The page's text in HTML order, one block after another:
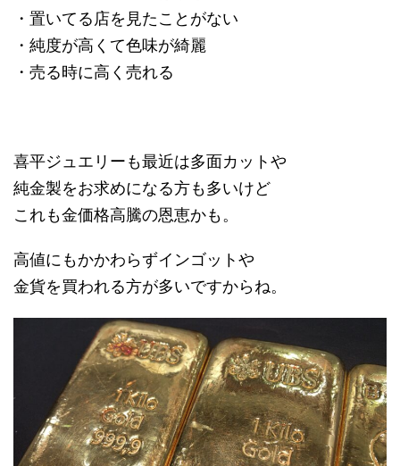
・置いてる店を見たことがない
・純度が高くて色味が綺麗
・売る時に高く売れる
喜平ジュエリーも最近は多面カットや
純金製をお求めになる方も多いけど
これも金価格高騰の恩恵かも。
高値にもかかわらずインゴットや
金貨を買われる方が多いですからね。